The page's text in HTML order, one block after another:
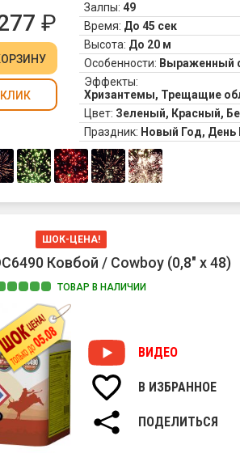
5.
₽
КЛИК
Залпы: 49
Время: До 45 сек
Высота: До 20 м
Особенности: Выраженный
Эффекты:
Хризантемы, Трещащие
Цвет: Зеленый, Красный,
Праздник: Новый Год,
ШОК-ЦЕНА!
Ковбой / Cowboy (0,8" х 48)
ТОВАР В НАЛИЧИИ
ВИДЕО
В ИЗБРАННОЕ
ПОДЕЛИТЬСЯ